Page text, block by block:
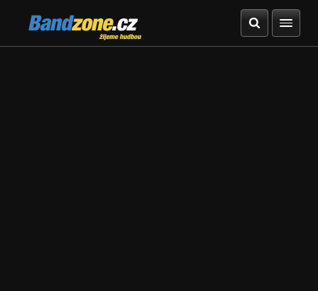
Bandzone.cz
žijeme hudbou